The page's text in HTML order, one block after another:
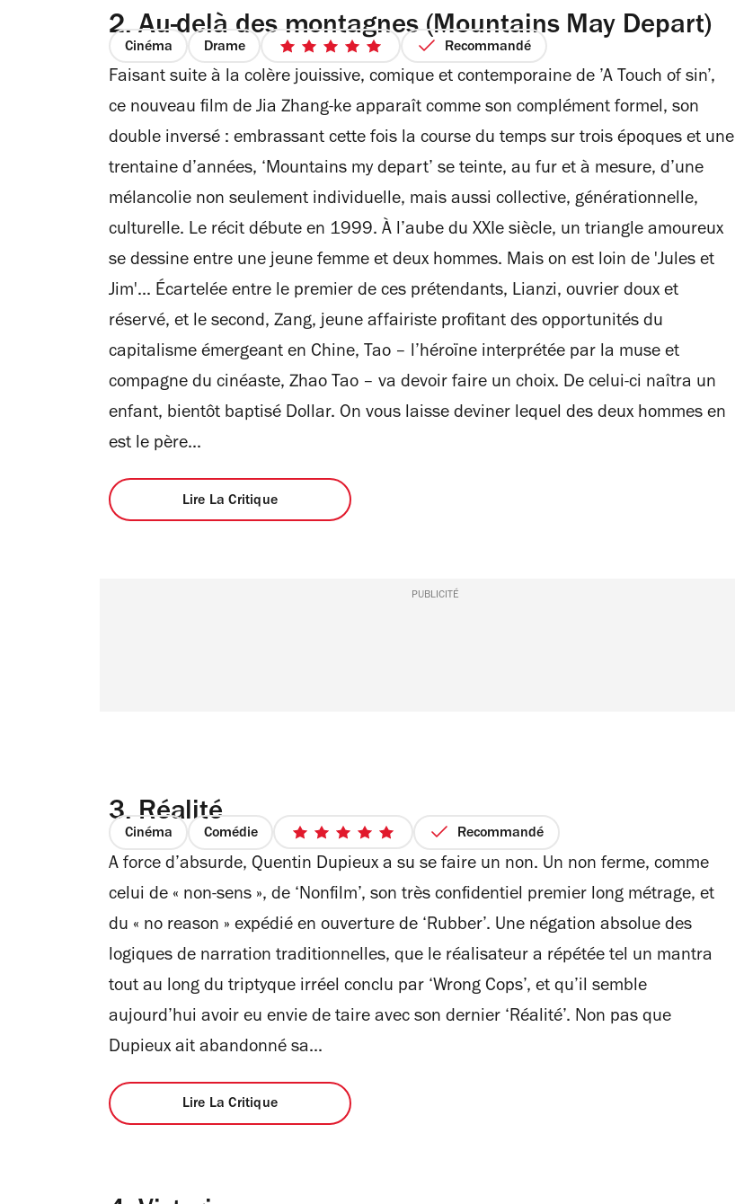
2. Au-delà des montagnes (Mountains May Depart)
Cinéma Drame
5
sur
5
Recommandé
Faisant suite à la colère jouissive, comique et contemporaine de ’A Touch of sin’,
ce nouveau film de Jia Zhang-ke apparaît comme son complément formel, son
double inversé : embrassant cette fois la course du temps sur trois époques et une
trentaine d’années, ‘Mountains my depart’ se teinte, au fur et à mesure, d’une
mélancolie non seulement individuelle, mais aussi collective, générationnelle,
culturelle. Le récit débute en 1999. À l’aube du XXIe siècle, un triangle amoureux
se dessine entre une jeune femme et deux hommes. Mais on est loin de 'Jules et
Jim'... Écartelée entre le premier de ces prétendants, Lianzi, ouvrier doux et
réservé, et le second, Zang, jeune affairiste profitant des opportunités du
capitalisme émergeant en Chine, Tao – l’héroïne interprétée par la muse et
compagne du cinéaste, Zhao Tao – va devoir faire un choix. De celui-ci naîtra un
enfant, bientôt baptisé Dollar. On vous laisse deviner lequel des deux hommes en
est le père...
Lire La Critique
PUBLICITÉ
3. Réalité
Cinéma Comédie
5
sur
Recommandé
A force d’absurde, Quentin Dupieux a su se faire un non. Un non ferme, comme
celui de « non-sens », de ‘Nonfilm’, son très confidentiel premier long métrage, et
du « no reason » expédié en ouverture de ‘Rubber’. Une négation absolue des
logiques de narration traditionnelles, que le réalisateur a répétée tel un mantra
tout au long du triptyque irréel conclu par ‘Wrong Cops’, et qu’il semble
aujourd’hui avoir eu envie de taire avec son dernier ‘Réalité’. Non pas que
Dupieux ait abandonné sa...
Lire La Critique